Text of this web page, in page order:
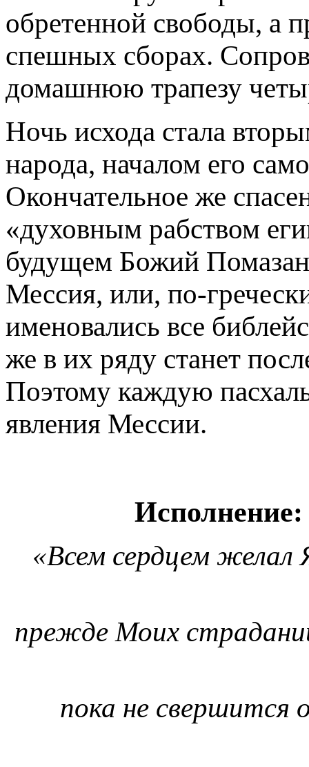
обретенной свободы, а
спешных сборах.
домашнюю трапезу
Ночь исхода стала
народа, началом его
Окончательное же
«духовным рабством
будущем Божий
Мессия, или, по-
именовались все
же в их ряду станет
Поэтому каждую
явления Мессии.
Исполнение:
«Всем сердцем желал
прежде Моих
пока не